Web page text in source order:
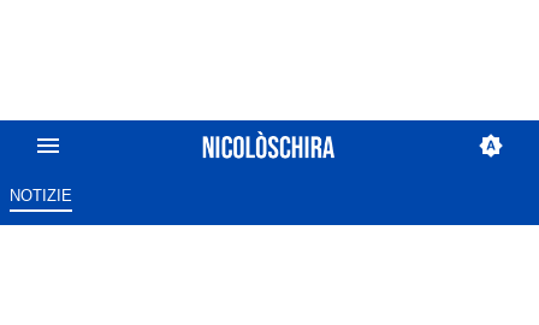
NOTIZIE